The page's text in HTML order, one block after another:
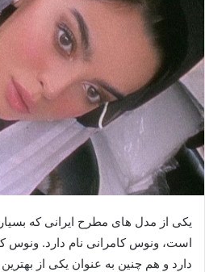
یکی از مدل های مطرح ایرانی که
است، ونوس کامرانی نام دارد. ونوس
دارد و هم چنین به عنوان یکی از بهترین